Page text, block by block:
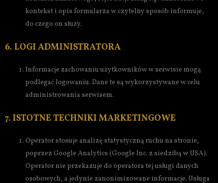
kontekst i opis formularza w czytelny sposób informuje,
do czego on służy.
6. LOGI ADMINISTRATORA
Informacje zachowaniu użytkowników w serwisie mogą
podlegać logowaniu. Dane te są wykorzystywane w celu
administrowania serwisem.
7. ISTOTNE TECHNIKI MARKETINGOWE
Operator stosuje analizę statystyczną ruchu na stronie,
poprzez Google Analytics (Google Inc. z siedzibą w USA).
Operator nie przekazuje do operatora tej usługi danych
osobowych, a jedynie zanonimizowane informacje. Usługa